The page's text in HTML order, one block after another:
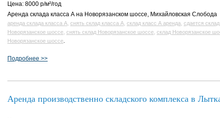
Цена: 8000 р/м²/год
Аренда склада класса А на Новорязанском шоссе, Михайловская Слобода
аренда склада класса А, снять склад класса А, склад класс А аренда, сдается
Новорязанское шоссе, снять склад Новорязанское шоссе, склад Новорязанское
Новорязанское шоссе.
Подробнее >>
Аренда производственно складского комплекса в